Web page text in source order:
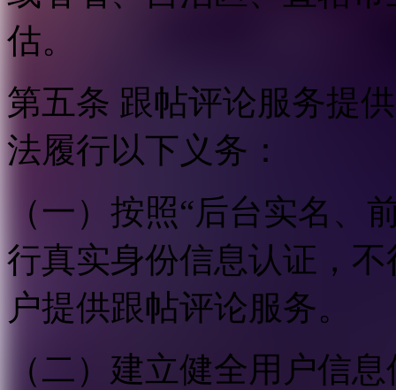
估。
第五条 跟帖评论服务提
法履行以下义务：
（一）按照“后台实名、
行真实身份信息认证，
户提供跟帖评论服务。
（二）建立健全用户信